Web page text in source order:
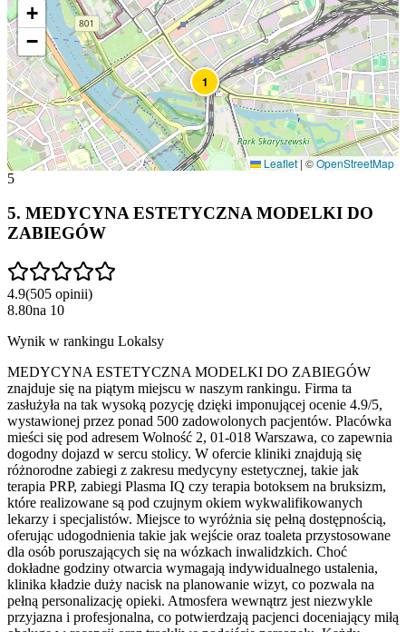
1
+
−
Leaflet |©OpenStreetMap
5
5. MEDYCYNA ESTETYCZNA MODELKI DO
ZABIEGÓW
4.9(505 opinii)
8.80na 10
Wynik w rankingu Lokalsy
MEDYCYNA ESTETYCZNA MODELKI DO ZABIEGÓW
znajduje się na piątym miejscu w naszym rankingu. Firma ta
zasłużyła na tak wysoką pozycję dzięki imponującej ocenie 4.9/5,
wystawionej przez ponad 500 zadowolonych pacjentów. Placówka
mieści się pod adresem Wolność 2, 01-018 Warszawa, co zapewnia
dogodny dojazd w sercu stolicy. W ofercie kliniki znajdują się
różnorodne zabiegi z zakresu medycyny estetycznej, takie jak
terapia PRP, zabiegi Plasma IQ czy terapia botoksem na bruksizm,
które realizowane są pod czujnym okiem wykwalifikowanych
lekarzy i specjalistów. Miejsce to wyróżnia się pełną dostępnością,
oferując udogodnienia takie jak wejście oraz toaleta przystosowane
dla osób poruszających się na wózkach inwalidzkich. Choć
dokładne godziny otwarcia wymagają indywidualnego ustalenia,
klinika kładzie duży nacisk na planowanie wizyt, co pozwala na
pełną personalizację opieki. Atmosfera wewnątrz jest niezwykle
przyjazna i profesjonalna, co potwierdzają pacjenci doceniający miłą